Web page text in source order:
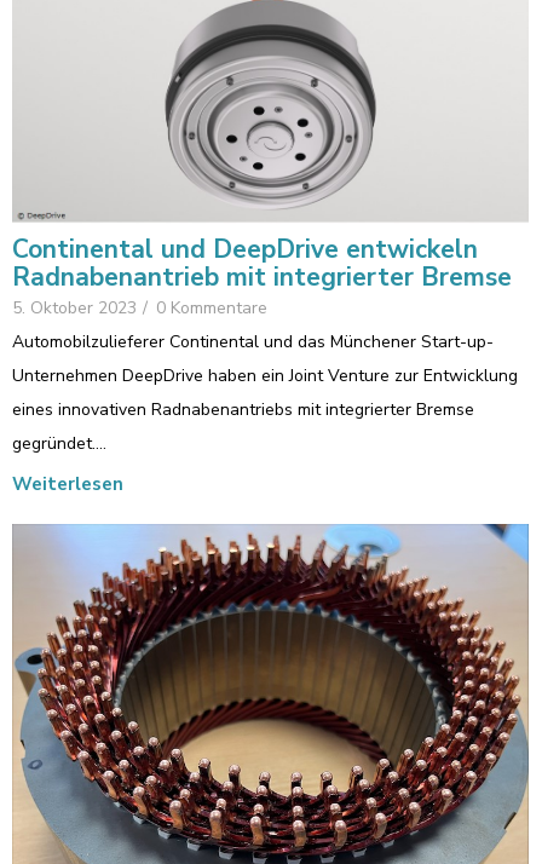
Continental und DeepDrive entwickeln
Radnabenantrieb mit integrierter Bremse
5. Oktober 2023 / 0 Kommentare
Automobilzulieferer Continental und das Münchener Start-up-
Unternehmen DeepDrive haben ein Joint Venture zur Entwicklung
eines innovativen Radnabenantriebs mit integrierter Bremse
gegründet.…
Weiterlesen